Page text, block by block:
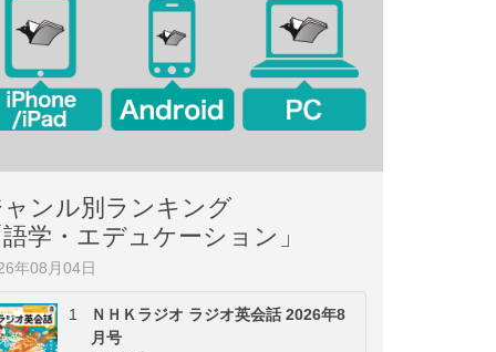
ンル別ランキング
学・エデュケーション」
年08月04日
1
ＮＨＫラジオ ラジオ英会話 2026年8
月号